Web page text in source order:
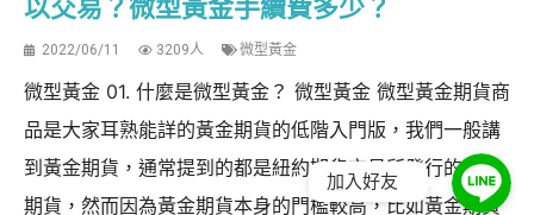
以交易？微型黃金手續費多少？
2022/06/11 3209人 微型黃金
微型黃金 01. 什麼是微型黃金？ 微型黃金 微型黃金期貨商
品是大家耳熟能詳的黃金期貨的低階入門版，我們一般講
到黃金期貨，通常提到的都是紐約期貨交易所發行的黃金
期貨，然而因為黃金期貨本身的門檻較高，比如黃金期貨
加入好友